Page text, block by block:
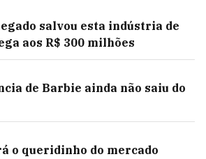
salvou esta indústria de
aos R$ 300 milhões
de Barbie ainda não saiu do
o queridinho do mercado